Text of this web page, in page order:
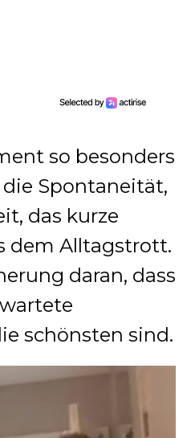
so besonders
Spontaneität,
das kurze
dem Alltagstrott.
daran, dass
schönsten sind.